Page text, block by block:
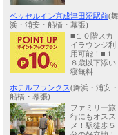
ベッセルイン京成津田沼駅前(舞
浜・浦安・船橋・幕張)
■１０階スカ
イラウンジ利
用可能！■１
８歳以下添い
寝無料
ホテルフランクス(舞浜・浦安・
船橋・幕張)
ファミリー旅
行にもオスス
メ！駅徒歩５